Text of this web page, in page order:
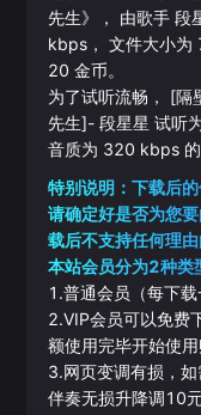
先生》， 由歌手 段
kbps， 文件大小为
20 金币。
为了试听流畅， [隔
先生]- 段星星 试听
音质为 320 kbps 的
特别说明：下载后
请确定好是否为您
载后不支持任何理由
本站会员分为2种
1.普通会员（每下载
2.VIP会员可以免费
额使用完毕开始使用
3.网页变调有损，
伴奏无损升降调10